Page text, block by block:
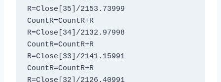
R=Close[35]/2153.73999
CountR=CountR+R
R=Close[34]/2132.97998
CountR=CountR+R
R=Close[33]/2141.15991
CountR=CountR+R
R=Close[32]/2126.40991